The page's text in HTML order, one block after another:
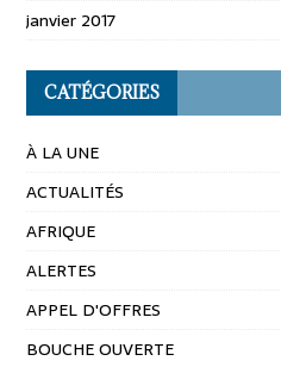
janvier 2017
CATÉGORIES
À LA UNE
ACTUALITÉS
AFRIQUE
ALERTES
APPEL D'OFFRES
BOUCHE OUVERTE